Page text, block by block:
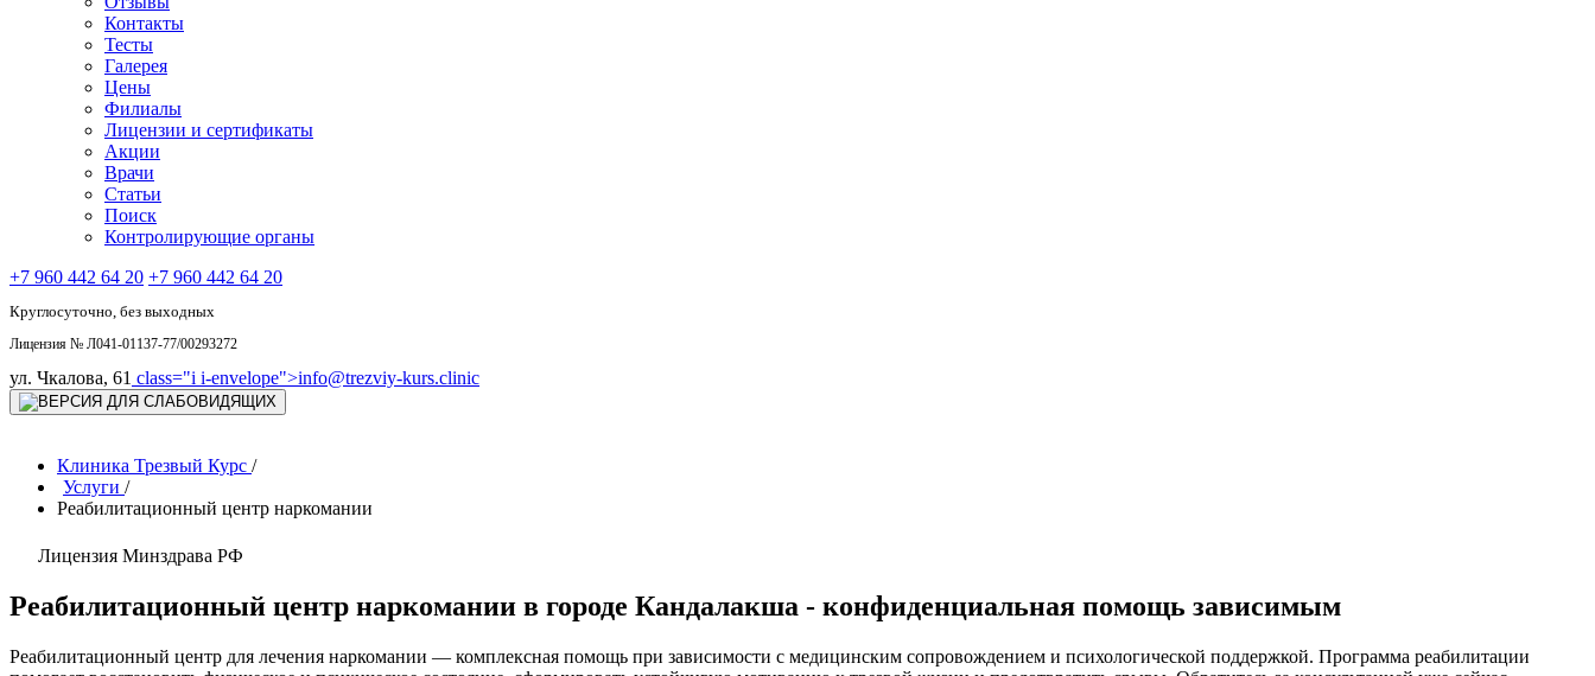
Контакты
Тесты
Галерея
Цены
Филиалы
Лицензии и сертификаты
Акции
Врачи
Статьи
Поиск
Контролирующие органы
+7 960 442 64 20 +7 960 442 64 20
Круглосуточно, без выходных
Лицензия № Л041-01137-77/00293272
ул. Чкалова, 61 class="i i-envelope">info@trezviy-kurs.clinic
Клиника Трезвый Курс /
Услуги /
Реабилитационный центр наркомании
Лицензия Минздрава РФ
Реабилитационный центр наркомании в городе Кандалакша - конфиденциальная помощь зависимым
Реабилитационный центр для лечения наркомании — комплексная помощь при зависимости с медицинским сопровождением и психологической поддержкой. Программа реабилитации